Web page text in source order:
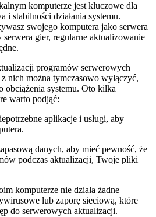
komputerze ‌jest kluczowe dla
i stabilności działania systemu.
swojego komputera jako serwera
gier, regularne⁤ aktualizowanie
programów serwerowych
nich można⁢ tymczasowo wyłączyć,
obciążenia systemu. Oto kilka
warto podjąć:
aplikacje i usługi, aby
danych, aby mieć pewność, że
‍podczas aktualizacji, ‍Twoje pliki
komputerze nie działa żadne
lub zaporę‌ sieciową, które
do serwerowych aktualizacji.